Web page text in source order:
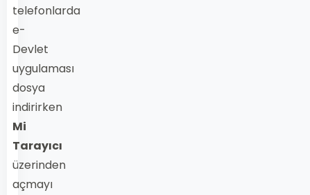
telefonlarda
e-
Devlet
uygulaması
dosya
indirirken
Mi
Tarayıcı
üzerinden
açmayı